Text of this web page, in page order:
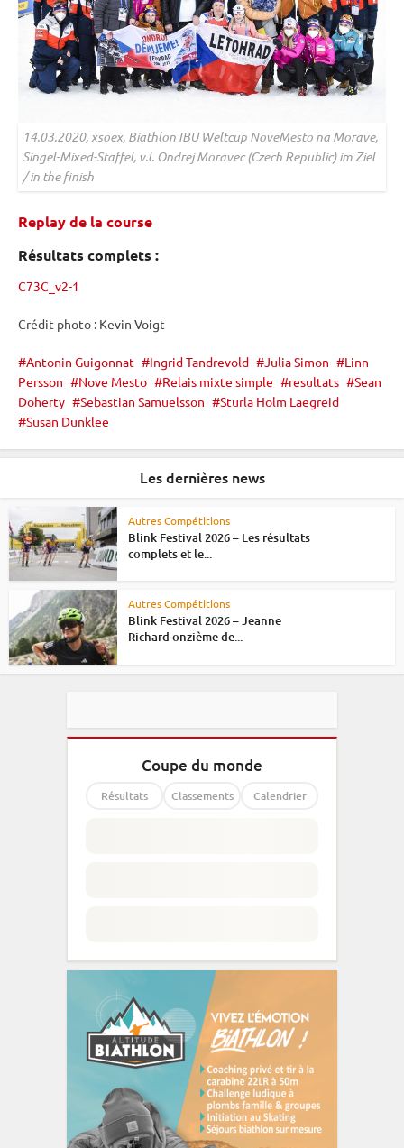
14.03.2020, xsoex, Biathlon IBUWeltcup NoveMesto na Morave,
Singel-Mixed-Staffel, v.l. Ondrej Moravec (Czech Republic) im Ziel
/ in the finish
Replay de la course
Résultats complets :
C73C_v2-1
Crédit photo : Kevin Voigt
Antonin Guigonnat Ingrid Tandrevold Julia Simon
Linn
Persson
Nove Mesto Relais mixte simple resultats
Sean
Doherty
Sebastian Samuelsson
Sturla Holm Laegreid
Susan Dunklee
Les dernières news
Autres Compétitions
Blink Festival 2026 – Les résultats
complets et le...
Autres Compétitions
Blink Festival 2026 – Jeanne
Richard onzième de...
Coupe du monde
Résultats Classements Calendrier